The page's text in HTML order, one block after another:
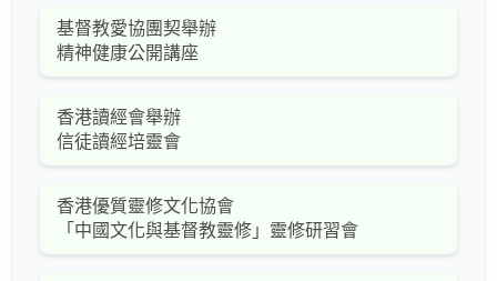
基督教愛協團契舉辦
精神健康公開講座
香港讀經會舉辦
信徒讀經培靈會
香港優質靈修文化協會
「中國文化與基督教靈修」靈修研習會